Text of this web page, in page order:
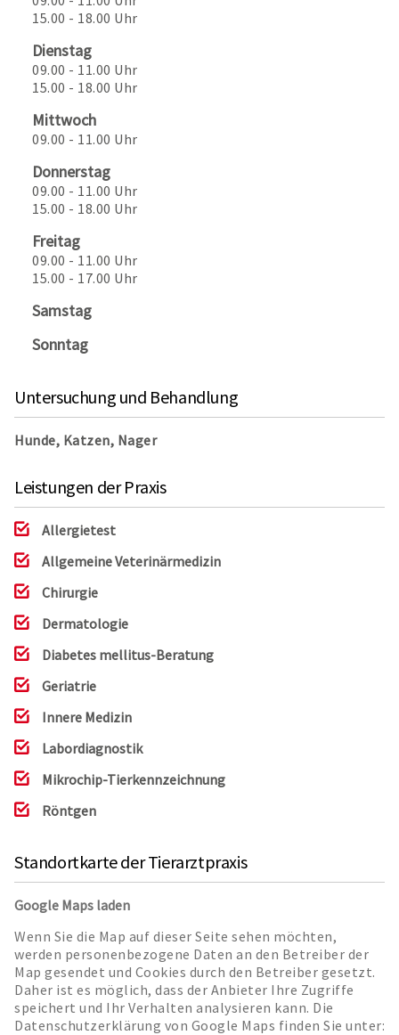
15.00 - 18.00 Uhr
Dienstag
09.00 - 11.00 Uhr
15.00 - 18.00 Uhr
Mittwoch
09.00 - 11.00 Uhr
Donnerstag
09.00 - 11.00 Uhr
15.00 - 18.00 Uhr
Freitag
09.00 - 11.00 Uhr
15.00 - 17.00 Uhr
Samstag
Sonntag
Untersuchung und Behandlung
Hunde, Katzen, Nager
Leistungen der Praxis
Allergietest
Allgemeine Veterinärmedizin
Chirurgie
Dermatologie
Diabetes mellitus-Beratung
Geriatrie
Innere Medizin
Labordiagnostik
Mikrochip-Tierkennzeichnung
Röntgen
Standortkarte der Tierarztpraxis
Google Maps laden
Wenn Sie die Map auf dieser Seite sehen möchten,
werden personenbezogene Daten an den Betreiber der
Map gesendet und Cookies durch den Betreiber gesetzt.
Daher ist es möglich, dass der Anbieter Ihre Zugriffe
speichert und Ihr Verhalten analysieren kann. Die
Datenschutzerklärung von Google Maps finden Sie unter: